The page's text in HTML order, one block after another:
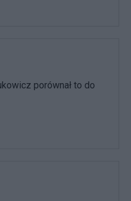
porównał to do